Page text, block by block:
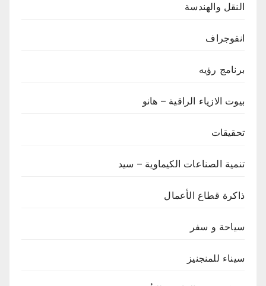
النقل والهندسة
انفوجراف
برنامج رؤيه
بيوت الازياء الراقية – هانو
تحقيقات
تنمية الصناعات الكيماوية – سيد
ذاكرة قطاع الأعمال
سياحة و سفر
سيناء للمنجنيز